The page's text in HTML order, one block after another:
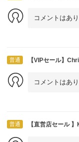
コメントはあ
普通 【VIPセール】
コメントはあ
普通 【直営店セール